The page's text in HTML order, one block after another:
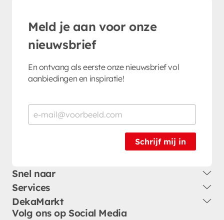
Meld je aan voor onze
nieuwsbrief
En ontvang als eerste onze nieuwsbrief vol
aanbiedingen en inspiratie!
Schrijf mij in
Snel naar
Services
DekaMarkt
Volg ons op Social Media